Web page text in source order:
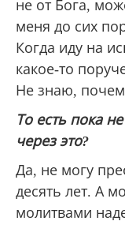
не от Бога,
меня до сих
Когда иду на
какое-то
Не знаю,
То есть пока
через это?
Да, не могу
десять лет. А
молитвами